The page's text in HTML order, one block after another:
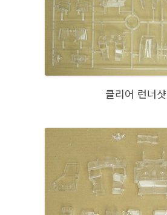
클리어 런너샷